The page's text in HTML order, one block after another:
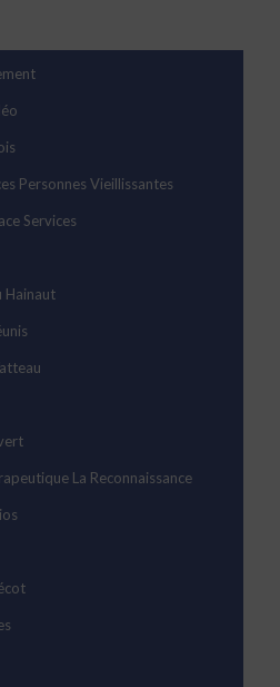
Personnes Vieillissantes
Services
Hainaut
La Reconnaissance